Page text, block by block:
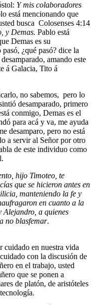
Ymis colaboradores
está mencionando que
busca Colosenses 4:14
y Demas. Pablo está
Demas es su
¿qué pasó? dice la
amando este
á Galacia, Tito á
no sabemos, pero lo
desamparado, primero
conmigo, Demas es el
para acá y va, me ayuda
desamparo, pero no está
a servir al Señor por otro
de este individuo como
hijo Timoteo, te
que se hicieron antes en
manteniendo la fe y
en cuanto a la
Alejandro, a quienes
no blasfemar.
cuidado en nuestra vida
con la discusión de
en el trabajo, usted
que se ponen a
de platón, de aristóteles